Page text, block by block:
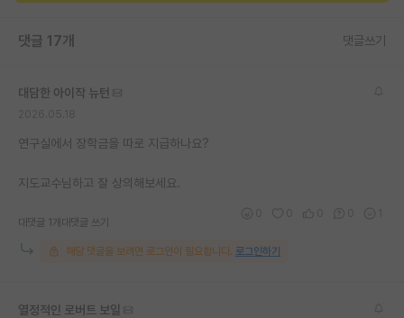
이벤트
댓글 17개 댓글쓰기
대담한 아이작 뉴턴
연구실에서 장학금을 따로 지급하나요?
지도교수님하고 잘 상의해보세요.
대댓글 1개 대댓글 쓰기
해당 댓글을 보려면 로그인이 필요합니다. 로그인하기
열정적인 로버트 보일